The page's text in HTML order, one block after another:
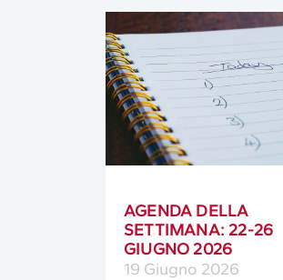
AGENDA DELLA
SETTIMANA: 22-26
GIUGNO 2026
19 Giugno 2026